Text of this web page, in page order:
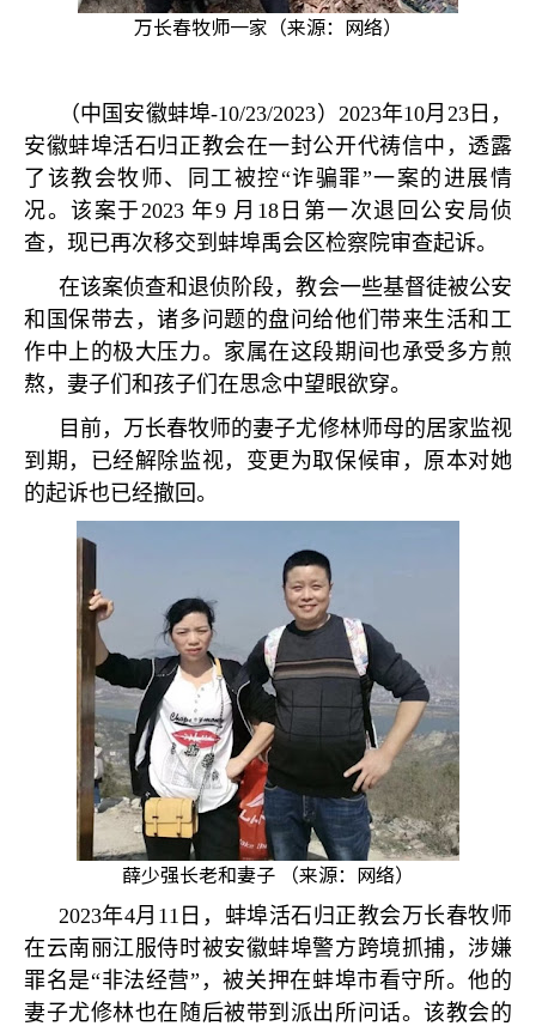
万长春牧师一家（来源：网络）
（中国安徽蚌埠-10/23/2023） 2023年10月 23日，
安徽蚌埠活石归正教会在一封公开代祷信中，透露
了该教会牧师、同工被控“诈骗罪”一案的进展情
况。该案于2023年9 月 18日第一次退回公安局侦
查，现已再次移交到蚌埠禹会区检察院审查起诉。
在该案侦查和退侦阶段，教会一些基督徒被公安
和国保带去，诸多问题的盘问给他们带来生活和工
作中上的极大压力。家属在这段期间也承受多方煎
熬，妻子们和孩子们在思念中望眼欲穿。
目前，万长春牧师的妻子尤修林师母的居家监视
到期，已经解除监视，变更为取保候审，原本对她
的起诉也已经撤回。
薛少强长老和妻子 （来源：网络）
2023年4月 11 日，蚌埠活石归正教会万长春牧师
在云南丽江服侍时被安徽蚌埠警方跨境抓捕，涉嫌
罪名是“非法经营” ，被关押在蚌埠市看守所。他的
妻子尤修林也在随后被带到派出所问话。该教会的